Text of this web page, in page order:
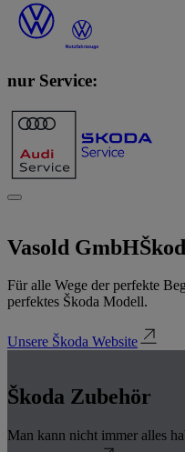
nur Service:
Vasold GmbH
Für alle Wege der perfekte
perfektes Škoda Modell.
Unsere Škoda Website
Škoda Zubehör
Man kann nicht immer alles